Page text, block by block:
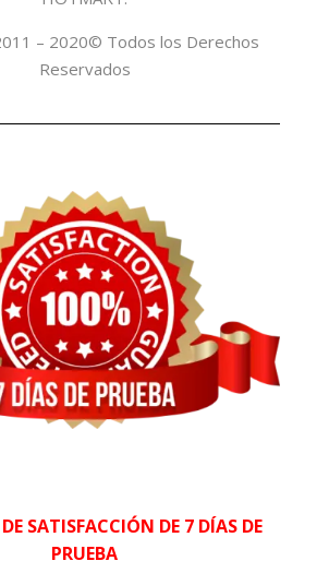
– 2020© Todos los Derechos
Reservados
SATISFACCIÓN DE 7 DÍAS DE
PRUEBA